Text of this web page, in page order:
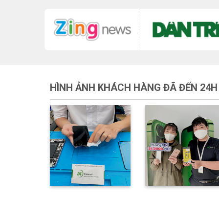
HÌNH ẢNH KHÁCH HÀNG ĐÃ ĐẾN